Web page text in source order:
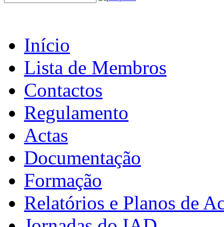
Início
Lista de Membros
Contactos
Regulamento
Actas
Documentação
Formação
Relatórios e Planos de